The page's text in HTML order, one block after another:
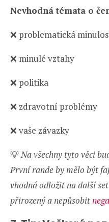
Nevhodná témata o
❌ problematická
❌ minulé vztahy
❌ politika
❌ zdravotní problémy
❌ vaše závazky
💡Na všechny tyto věci
První rande by mělo být
vhodná odložit na další
přirozený a nepůsobit